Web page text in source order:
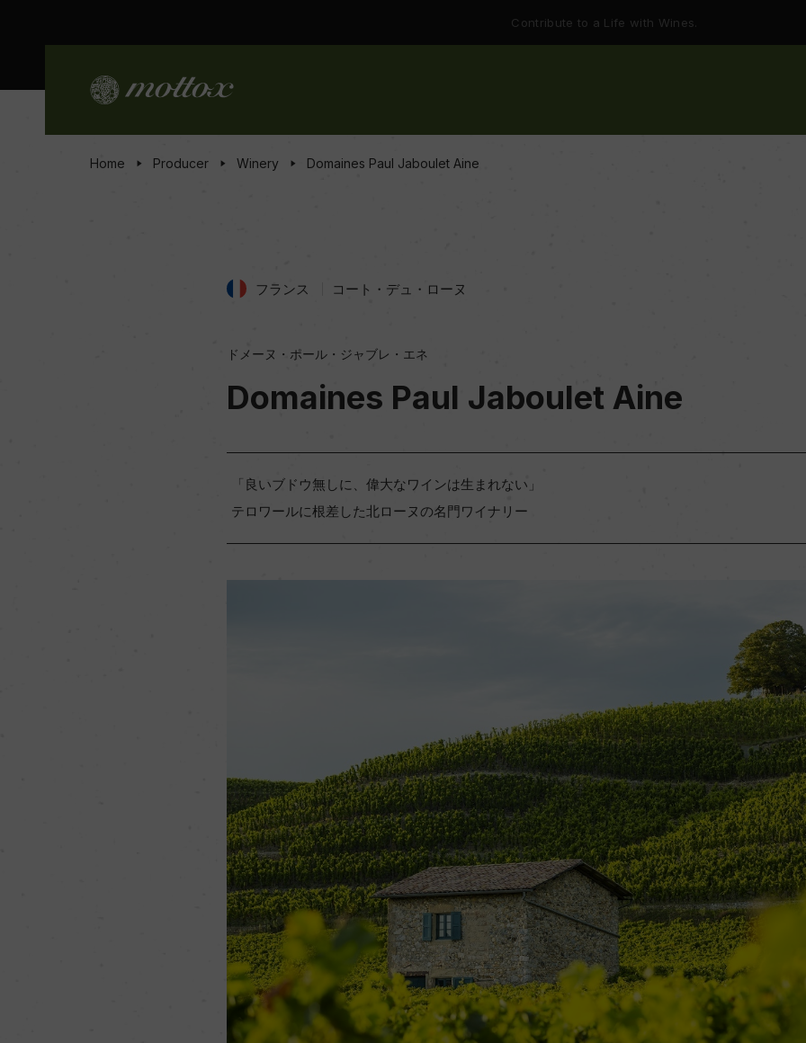
Contribute to a Life with Wines.
Home Producer Winery Domaines Paul Jaboulet Aine
フランス コート・デュ・ローヌ
ドメーヌ・ポール・ジャブレ・エネ
Domaines Paul Jaboulet Aine
「良いブドウ無しに、偉大なワインは生まれない」
テロワールに根差した北ローヌの名門ワイナリー